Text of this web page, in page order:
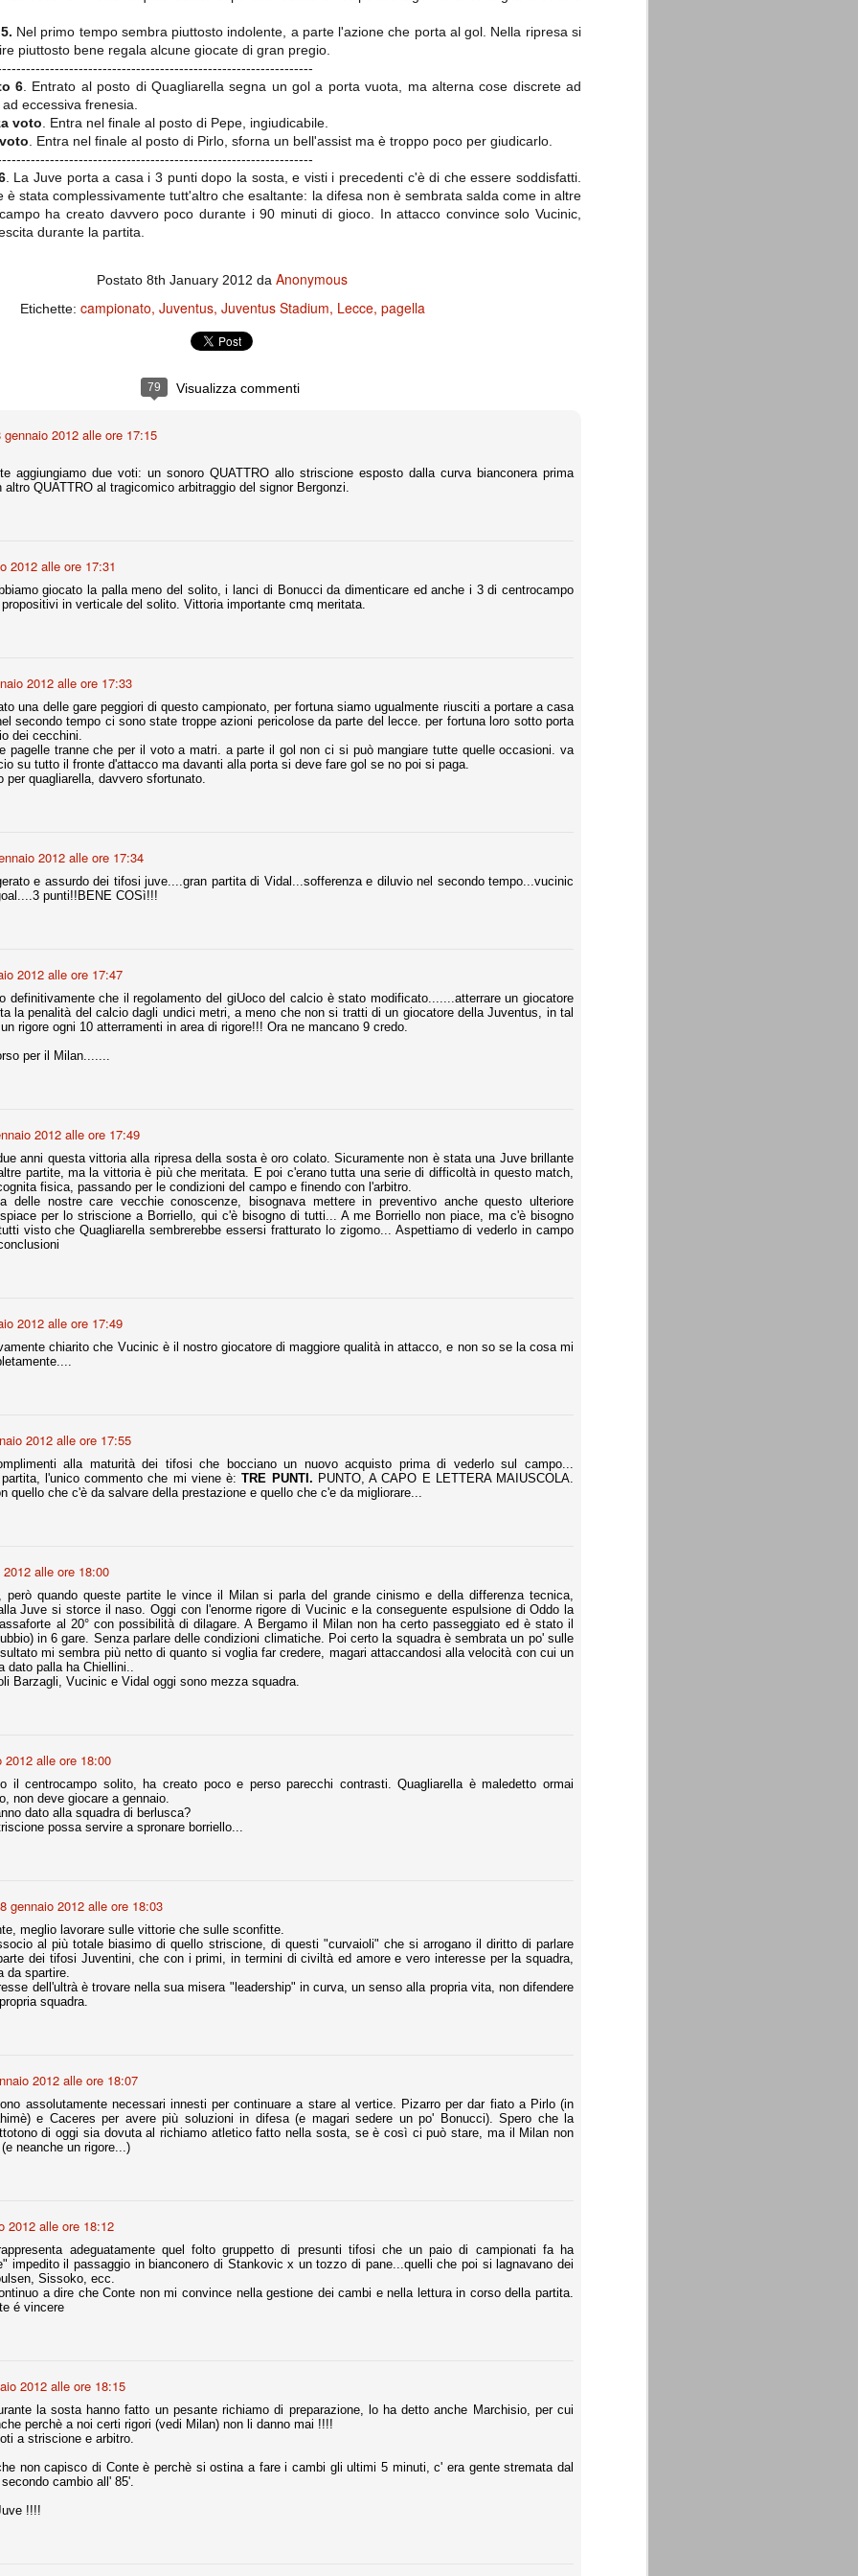
Nel primo tempo sembra piuttosto indolente, a parte l'azione che porta al gol. Nella ripresa si
piuttosto bene regala alcune giocate di gran pregio.
6 . Entrato al posto di Quagliarella segna un gol a porta vuota, ma alterna cose discrete ad
eccessiva frenesia.
voto . Entra nel finale al posto di Pepe, ingiudicabile.
. Entra nel finale al posto di Pirlo, sforna un bell'assist ma è troppo poco per giudicarlo.
. La Juve porta a casa i 3 punti dopo la sosta, e visti i precedenti c'è di che essere soddisfatti.
è stata complessivamente tutt'altro che esaltante: la difesa non è sembrata salda come in altre
ha creato davvero poco durante i 90 minuti di gioco. In attacco convince solo Vucinic,
durante la partita.
Postato 8th January 2012 da Anonymous
Etichette: campionato Juventus Juventus Stadium Lecce pagella
79 Visualizza commenti
gennaio 2012 alle ore 17:15
aggiungiamo due voti: un sonoro QUATTRO allo striscione esposto dalla curva bianconera prima
altro QUATTRO al tragicomico arbitraggio del signor Bergonzi.
2012 alle ore 17:31
giocato la palla meno del solito, i lanci di Bonucci da dimenticare ed anche i 3 di centrocampo
in verticale del solito. Vittoria importante cmq meritata.
2012 alle ore 17:33
una delle gare peggiori di questo campionato, per fortuna siamo ugualmente riusciti a portare a casa
secondo tempo ci sono state troppe azioni pericolose da parte del lecce. per fortuna loro sotto porta
dei cecchini.
pagelle tranne che per il voto a matri. a parte il gol non ci si può mangiare tutte quelle occasioni. va
su tutto il fronte d'attacco ma davanti alla porta si deve fare gol se no poi si paga.
per quagliarella, davvero sfortunato.
2012 alle ore 17:34
e assurdo dei tifosi juve....gran partita di Vidal...sofferenza e diluvio nel secondo tempo...vucinic
punti!!BENE COSì!!!
2012 alle ore 17:47
definitivamente che il regolamento del giUoco del calcio è stato modificato.......atterrare un giocatore
la penalità del calcio dagli undici metri, a meno che non si tratti di un giocatore della Juventus, in tal
rigore ogni 10 atterramenti in area di rigore!!! Ora ne mancano 9 credo.
per il Milan.......
2012 alle ore 17:49
anni questa vittoria alla ripresa della sosta è oro colato. Sicuramente non è stata una Juve brillante
partite, ma la vittoria è più che meritata. E poi c'erano tutta una serie di difficoltà in questo match,
fisica, passando per le condizioni del campo e finendo con l'arbitro.
delle nostre care vecchie conoscenze, bisognava mettere in preventivo anche questo ulteriore
per lo striscione a Borriello, qui c'è bisogno di tutti... A me Borriello non piace, ma c'è bisogno
visto che Quagliarella sembrerebbe essersi fratturato lo zigomo... Aspettiamo di vederlo in campo
2012 alle ore 17:49
chiarito che Vucinic è il nostro giocatore di maggiore qualità in attacco, e non so se la cosa mi
2012 alle ore 17:55
alla maturità dei tifosi che bocciano un nuovo acquisto prima di vederlo sul campo...
partita, l'unico commento che mi viene è:TRE PUNTI. PUNTO, A CAPO E LETTERA MAIUSCOLA.
quello che c'è da salvare della prestazione e quello che c'e da migliorare...
alle ore 18:00
però quando queste partite le vince il Milan si parla del grande cinismo e della differenza tecnica,
Juve si storce il naso. Oggi con l'enorme rigore di Vucinic e la conseguente espulsione di Oddo la
al 20° con possibilità di dilagare. A Bergamo il Milan non ha certo passeggiato ed è stato il
in 6 gare. Senza parlare delle condizioni climatiche. Poi certo la squadra è sembrata un po' sulle
mi sembra più netto di quanto si voglia far credere, magari attaccandosi alla velocità con cui un
dato palla ha Chiellini..
Barzagli, Vucinic e Vidal oggi sono mezza squadra.
2012 alle ore 18:00
il centrocampo solito, ha creato poco e perso parecchi contrasti. Quagliarella è maledetto ormai
non deve giocare a gennaio.
dato alla squadra di berlusca?
possa servire a spronare borriello...
8 gennaio 2012 alle ore 18:03
meglio lavorare sulle vittorie che sulle sconfitte.
al più totale biasimo di quello striscione, di questi "curvaioli" che si arrogano il diritto di parlare
dei tifosi Juventini, che con i primi, in termini di civiltà ed amore e vero interesse per la squadra,
da spartire.
dell'ultrà è trovare nella sua misera "leadership" in curva, un senso alla propria vita, non difendere
squadra.
2012 alle ore 18:07
assolutamente necessari innesti per continuare a stare al vertice. Pizarro per dar fiato a Pirlo (in
e Caceres per avere più soluzioni in difesa (e magari sedere un po' Bonucci). Spero che la
di oggi sia dovuta al richiamo atletico fatto nella sosta, se è così ci può stare, ma il Milan non
neanche un rigore...)
2012 alle ore 18:12
adeguatamente quel folto gruppetto di presunti tifosi che un paio di campionati fa ha
impedito il passaggio in bianconero di Stankovic x un tozzo di pane...quelli che poi si lagnavano dei
Sissoko, ecc.
a dire che Conte non mi convince nella gestione dei cambi e nella lettura in corso della partita.
é vincere
2012 alle ore 18:15
la sosta hanno fatto un pesante richiamo di preparazione, lo ha detto anche Marchisio, per cui
perchè a noi certi rigori (vedi Milan) non li danno mai !!!!
a striscione e arbitro.
non capisco di Conte è perchè si ostina a fare i cambi gli ultimi 5 minuti, c' era gente stremata dal
cambio all' 85'.
!!!!
solo a 10 minuti dalla fine, dopo essere rimasta in 10 uomini.
forse più avvincente:
Donetsk (Ucr), Malmoe (Sve)
Utd (Ing), Cska Mosca (Rus), Wolfsburg (Ger).
Galatasaray (Tur), Astana (Kaz).
di sfortuna. Partita sbagliata come impostazione, a cominciare
falso, o c'è qualcosa di più?
della sentenza di primo grado del processo sportivo
polemica sviluppatasi in questi giorni, soprattutto fra tifosi
che ognuno tiri l'acqua al suo mulino e difenda strenuamente il
presenza o dell'assenza di prove. Ci interessa invece altro.
Ce ne occupiamo volentieri.
le incongruenze emerse negli scorsi anni nello scandalo del
con le assurde accuse a Pepe e Bonucci, e la
ha conseguito il suo ottavo successo nelle 19 competizioni
e tre secondi posti in 19 competizioni: risultati impressionanti, da
negli ultimi 13 mesi, sono stati ottenuti (in 5 competizioni) 3
italiana, diventando così la squadra più titolata in Italia in
il Milan (a meno di classifiche e tabelle "galliane"), fermo a quota 6.
i bianconeri a trovare una certa unità dopo le prime deludenti
non è una barzelletta. O forse sì, fate voi, ma non fa ridere. Ci
europee, e tutti e due sono appena arrivati a giocare in Italia. Il
finora sono le motivazioni del giudizio di Cassazione relativo a
scelto di farsi giudicare con il rito abbreviato.
e quindi non le commenteremo, le considerazioni (di parte)
dalla maggior parte dei media (chissà perché...), come fossero
quello che è: un allenamento in vista della stagione, una ghiotta
preziosi minuti nelle gambe. E chi sabato era allo stadio a San
delle liste.
di ammortamento + ingaggio lordo annuo. La somma della potenza
il 70 % del fatturato al netto delle plusvalenze (vedi regole del
fatturato 2014/15, che dovrebbe comunque essere intorno ai 320
16, esercizio appena iniziato.
si valuta alla fine, a inizio settembre. Fermo restando che poi
sono già arrivati Rugani, Dybala, Khedira, Mandzukic, Neto, Zaza.
Ogbonna, forse Vidal. Il mercato i nostri dirigenti hanno dimostrato
fare meglio di noi tifosi.
uno fra i maggiori talenti del calcio italiano della sua generazione,
bravo nell'anticipo, bravo in marcatura, bravo nello scegliere il tempo
bravo nell'avanzare palla al piede, bravo nei colpi di testa. Bravo.
annunciate di Tevez e Pirlo, svecchiando al contempo una rosa
per la Juventus l'epoca degli accordi di compartecipazione
la data finale, data nella quale quella forma contrattuale (con
accordo) dovrà scomparire dal calcio italiano.
del Sassuolo, così come Berardi (ora al 100%). Se uno dei due
atto di quanto costerà. Di certo, quei due giocatori, insieme a
parecchio. Non sul piano sportivo, ma su quello finanziario. E non
Marotta del quale una parte della tifoseria juventina sembra non
Finita un'altra stagione di trionfi, è tempo ora per la Juve di
stagione.
anni fa il calcio italiano ha deciso di adeguarsi al resto d’Europa e
estinguere definitivamente la pratica delle comproprietà. Per
le società, la FIGC aveva dato inizialmente un anno di tempo,
orgogliosi di un gruppo (società, dirigenti, staff tecnico, squadra)
di gioco, interpreti, mentalità in campo... riproponendosi sempre e
15:
ai rigori).